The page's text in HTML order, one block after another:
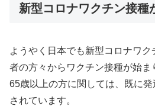
新型コロナワクチン接種
ようやく日本でも新型コロナワ
者の方々からワクチン接種が始ま
65歳以上の方に関しては、既に
されています。